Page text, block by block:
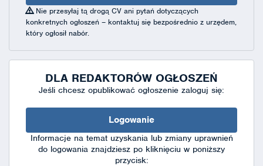
Nie przesyłaj tą drogą CV ani pytań dotyczących
konkretnych ogłoszeń – kontaktuj się bezpośrednio z urzędem,
który ogłosił nabór.
DLA REDAKTORÓW OGŁOSZEŃ
Jeśli chcesz opublikować ogłoszenie zaloguj się:
Logowanie
Informacje na temat uzyskania lub zmiany uprawnień
do logowania znajdziesz po kliknięciu w poniższy
przycisk: